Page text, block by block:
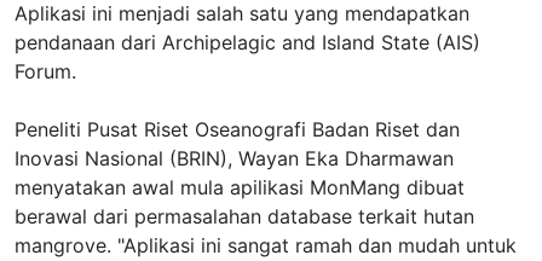
Aplikasi ini menjadi salah satu yang mendapatkan
pendanaan dari Archipelagic and Island State (AIS)
Forum.
Peneliti Pusat Riset Oseanografi Badan Riset dan
Inovasi Nasional (BRIN), Wayan Eka Dharmawan
menyatakan awal mula apilikasi MonMang dibuat
berawal dari permasalahan database terkait hutan
mangrove. "Aplikasi ini sangat ramah dan mudah untuk